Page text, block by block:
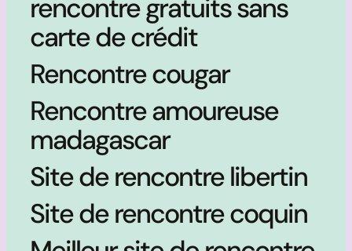
rencontre gratuits sans
carte de crédit
Rencontre cougar
Rencontre amoureuse
madagascar
Site de rencontre libertin
Site de rencontre coquin